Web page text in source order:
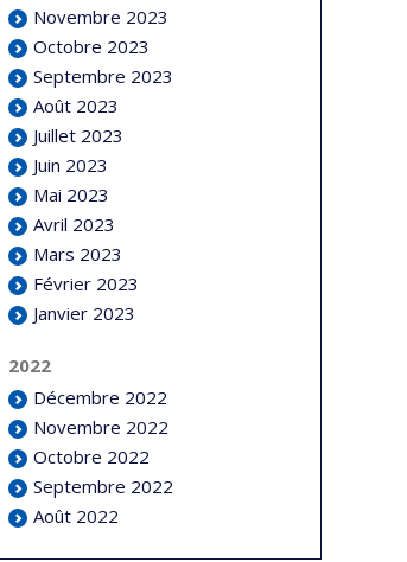
Novembre 2023
Octobre 2023
Septembre 2023
Août 2023
Juillet 2023
Juin 2023
Mai 2023
Avril 2023
Mars 2023
Février 2023
Janvier 2023
2022
Décembre 2022
Novembre 2022
Octobre 2022
Septembre 2022
Août 2022